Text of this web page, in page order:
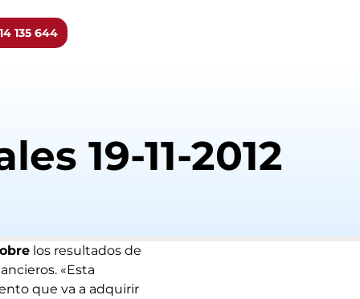
135 644
19-11-2012
los resultados de
«Esta
que va a adquirir